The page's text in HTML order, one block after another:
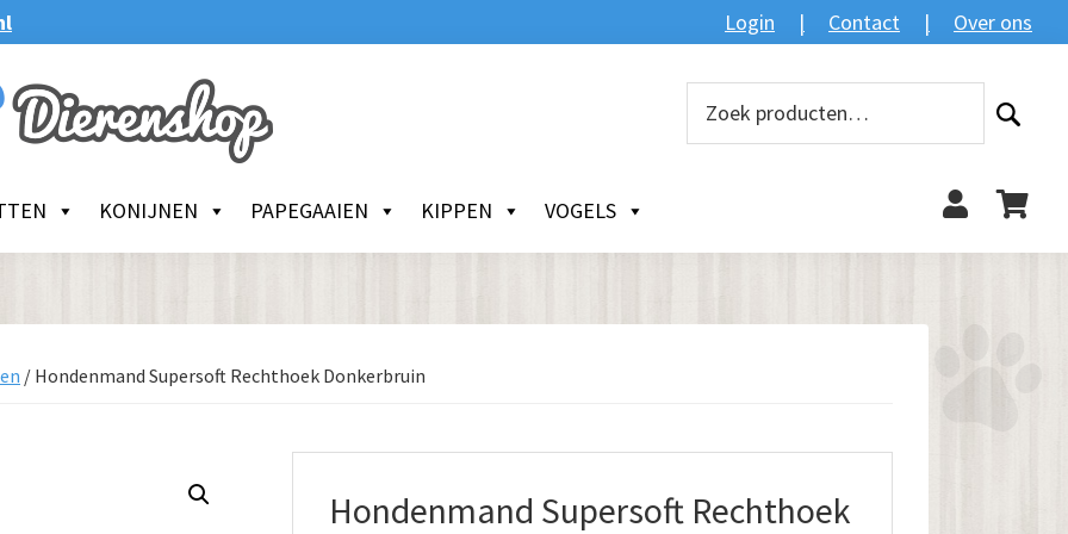
Login Contact Over ons
KONIJNEN PAPEGAAIEN KIPPEN VOGELS
Zoeken
/ Hondenmand Supersoft Rechthoek Donkerbruin
Hondenmand Supersoft Rechthoek